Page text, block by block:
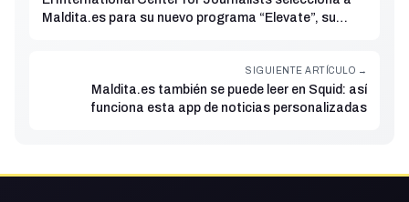
Maldita.es para su nuevo programa “Elevate”, su
SIGUIENTE ARTÍCULO →
Maldita.es también se puede leer en Squid: así
funciona esta app de noticias personalizadas